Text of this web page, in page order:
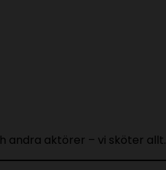
andra aktörer – vi sköter allt.